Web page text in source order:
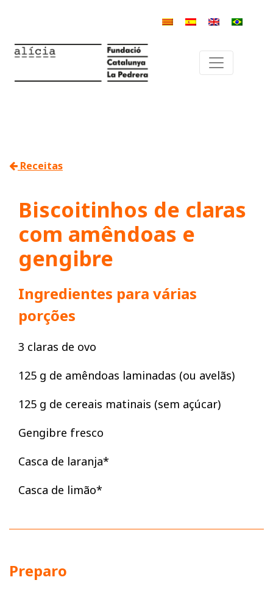
Receitas
Biscoitinhos de claras
com amêndoas e
gengibre
Ingredientes para várias
porções
3 claras de ovo
125 g de amêndoas laminadas (ou avelãs)
125 g de cereais matinais (sem açúcar)
Gengibre fresco
Casca de laranja*
Casca de limão*
Preparo